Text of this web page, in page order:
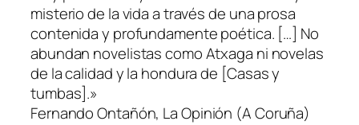
misterio de la vida a través de una prosa
contenida y profundamente poética. […] No
abundan novelistas como Atxaga ni novelas
de la calidad y la hondura de [Casas y
tumbas].»
Fernando Ontañón, La Opinión (A Coruña)